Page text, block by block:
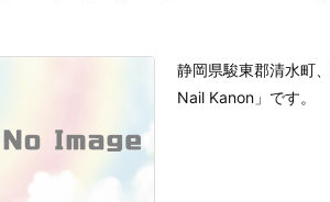
静岡県駿東郡清水町
Nail Kanon」です。